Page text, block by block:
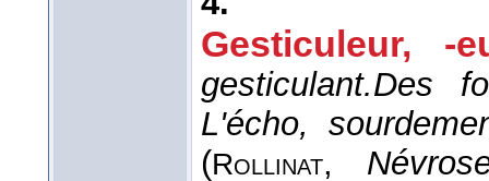
Gesticuleur, -
gesticulant.Des
L'écho,
(Rollinat,